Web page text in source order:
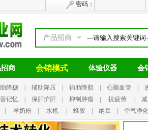
密码：
产品招商
商 会销模式 体验仪器 会
降糖 辅助降压 辅助降脂 心脑血管
记忆 保肝护肝 抑制肿瘤 抗疲劳
羊奶粉 水机 蜂胶 纳豆 空气净